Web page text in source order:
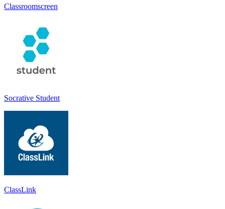
Classroomscreen
Socrative Student
ClassLink